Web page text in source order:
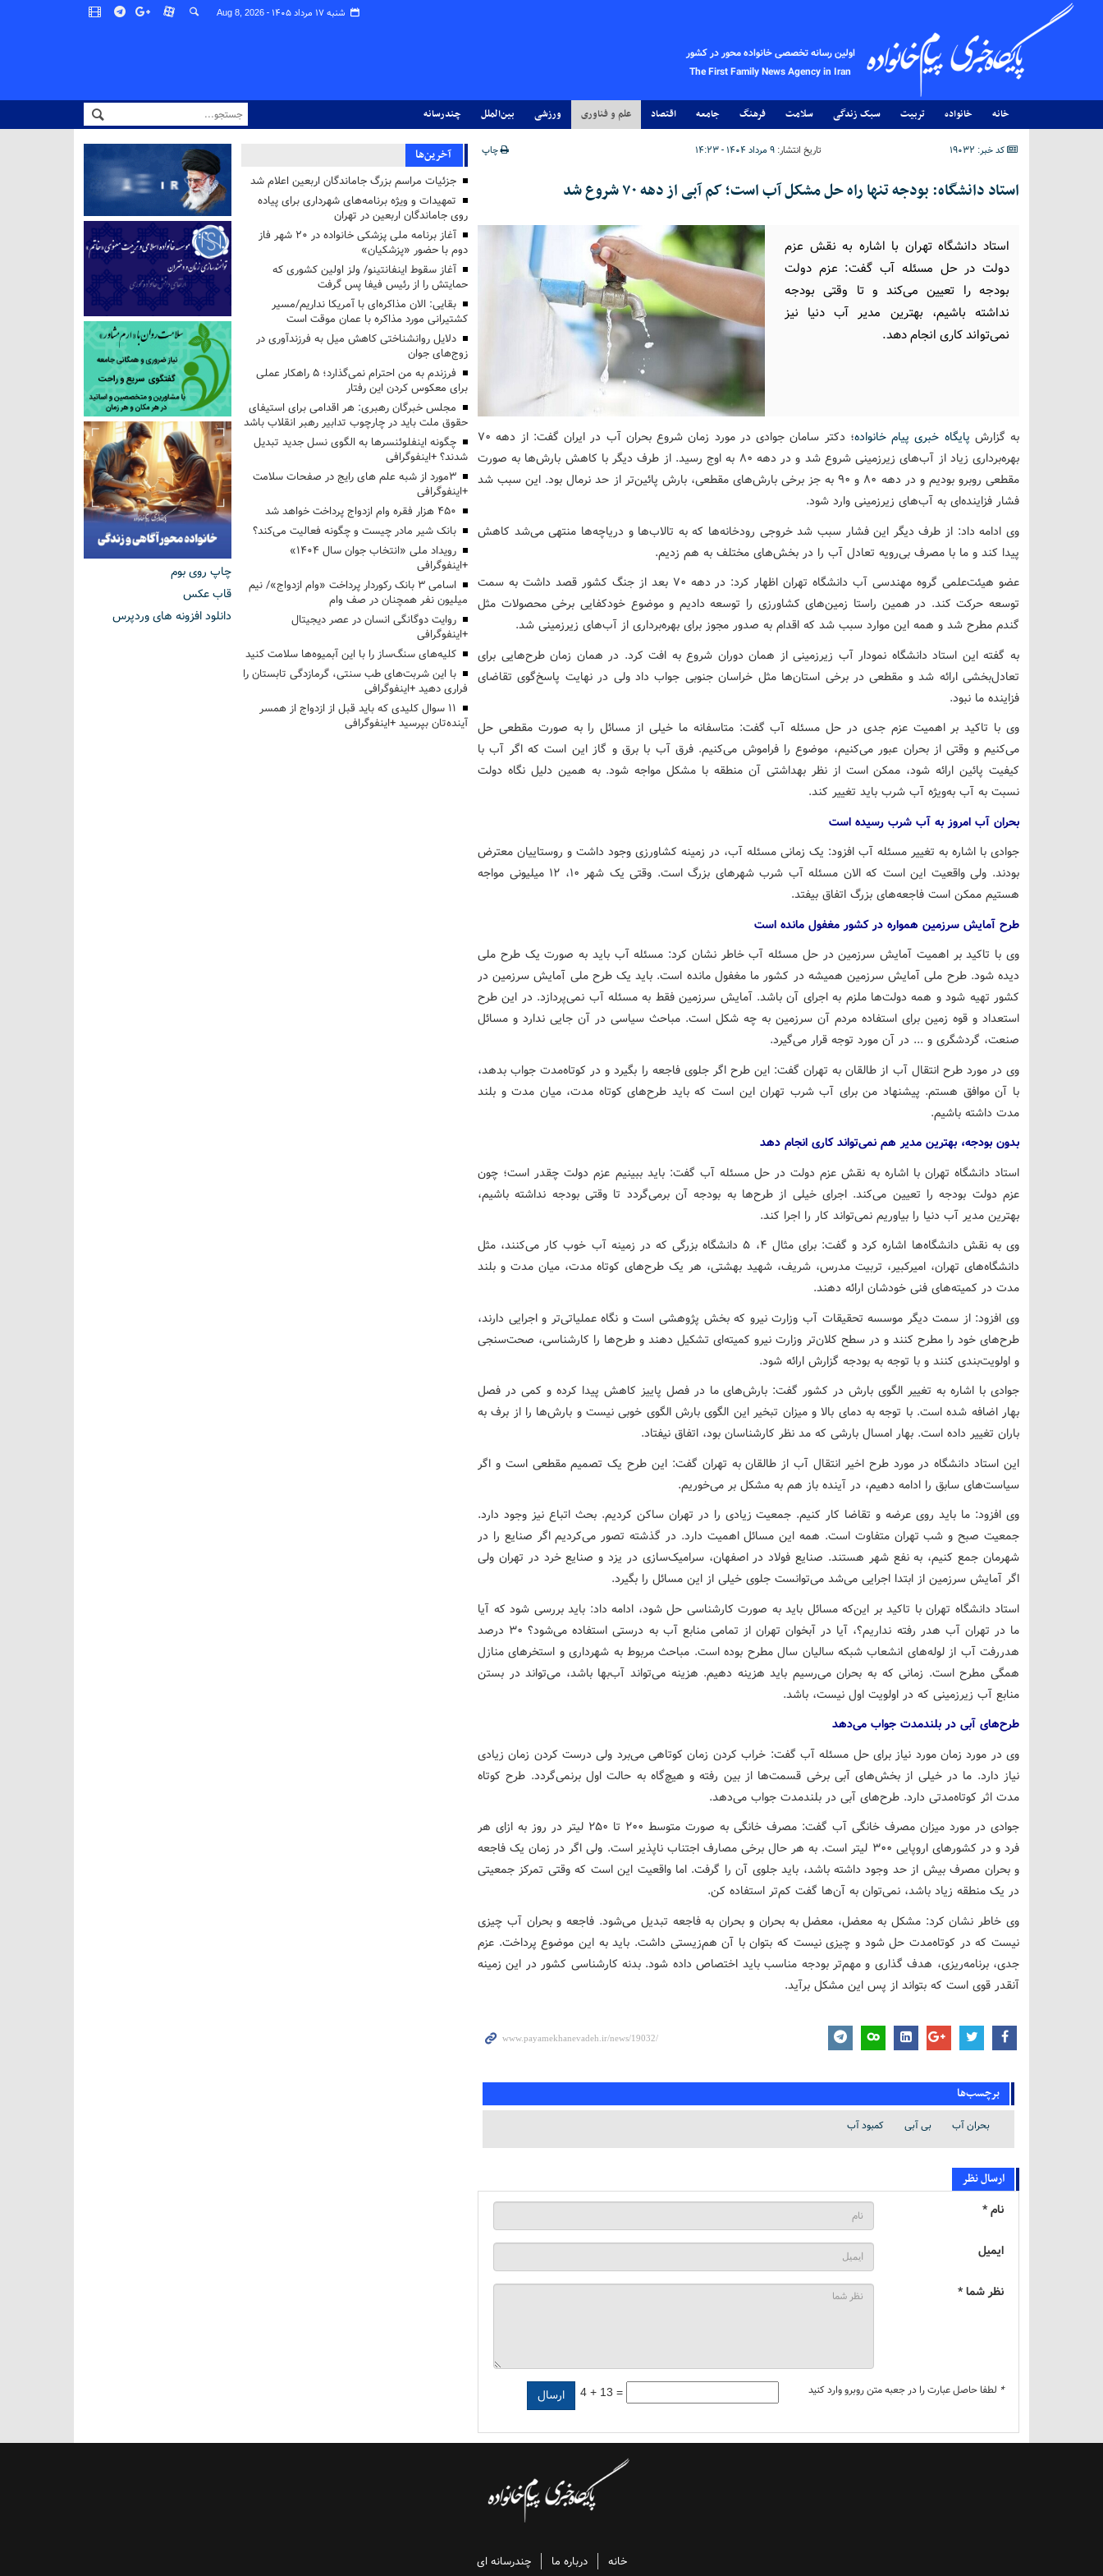
شنبه ۱۷ مرداد ۱۴۰۵ - Aug 8, 2026
اولین رسانه تخصصی خانواده محور در کشور
The First Family News Agency in Iran
خانه خانواده تربیت سبک زندگی سلامت فرهنگ جامعه اقتصاد علم و فناوری ورزشی بین‌الملل چندرسانه
کد خبر: 19032 تاریخ انتشار: ۹ مرداد ۱۴۰۴ - ۱۴:۲۳ چاپ
استاد دانشگاه: بودجه تنها راه حل مشکل آب است؛ کم آبی از دهه ۷۰ شروع شد
استاد دانشگاه تهران با اشاره به نقش عزم
دولت در حل مسئله آب گفت: عزم دولت
بودجه را تعیین می‌کند و تا وقتی بودجه
نداشته باشیم، بهترین مدیر آب دنیا نیز
نمی‌تواند کاری انجام دهد.
به گزارش پایگاه خبری پیام خانواده
؛ دکتر سامان جوادی در مورد زمان شروع بحران آب در ایران گفت: از دهه ۷۰
بهره‌برداری زیاد از آب‌های زیرزمینی شروع شد و در دهه ۸۰ به اوج رسید. از طرف دیگر با کاهش بارش‌ها به صورت
مقطعی روبرو بودیم و در دهه ۸۰ و ۹۰ به جز برخی بارش‌های مقطعی، بارش پائین‌تر از حد نرمال بود. این سبب شد
فشار فزاینده‌ای به آب‌های زیرزمینی وارد شود.
وی ادامه داد: از طرف دیگر این فشار سبب شد خروجی رودخانه‌ها که به تالاب‌ها و دریاچه‌ها منتهی می‌شد کاهش
پیدا کند و ما با مصرف بی‌رویه تعادل آب را در بخش‌های مختلف به هم زدیم.
عضو هیئت‌علمی گروه مهندسی آب دانشگاه تهران اظهار کرد: در دهه ۷۰ بعد از جنگ کشور قصد داشت به سمت
توسعه حرکت کند. در همین راستا زمین‌های کشاورزی را توسعه دادیم و موضوع خودکفایی برخی محصولات مثل
گندم مطرح شد و همه این موارد سبب شد که اقدام به صدور مجوز برای بهره‌برداری از آب‌های زیرزمینی شد.
به گفته این استاد دانشگاه نمودار آب زیرزمینی از همان دوران شروع به افت کرد. در همان زمان طرح‌هایی برای
تعادل‌بخشی ارائه شد و مقطعی در برخی استان‌ها مثل خراسان جنوبی جواب داد ولی در نهایت پاسخ‌گوی تقاضای
فزاینده ما نبود.
وی با تاکید بر اهمیت عزم جدی در حل مسئله آب گفت: متاسفانه ما خیلی از مسائل را به صورت مقطعی حل
می‌کنیم و وقتی از بحران عبور می‌کنیم، موضوع را فراموش می‌کنیم. فرق آب با برق و گاز این است که اگر آب با
کیفیت پائین ارائه شود، ممکن است از نظر بهداشتی آن منطقه با مشکل مواجه شود. به همین دلیل نگاه دولت
نسبت به آب به‌ویژه آب شرب باید تغییر کند.
بحران آب امروز به آب شرب رسیده است
جوادی با اشاره به تغییر مسئله آب افزود: یک زمانی مسئله آب، در زمینه کشاورزی وجود داشت و روستاییان معترض
بودند. ولی واقعیت این است که الان مسئله آب شرب شهرهای بزرگ است. وقتی یک شهر ۱۰، ۱۲ میلیونی مواجه
هستیم ممکن است فاجعه‌های بزرگ اتفاق بیفتد.
طرح آمایش سرزمین همواره در کشور مغفول مانده است
وی با تاکید بر اهمیت آمایش سرزمین در حل مسئله آب خاطر نشان کرد: مسئله آب باید به صورت یک طرح ملی
دیده شود. طرح ملی آمایش سرزمین همیشه در کشور ما مغفول مانده است. باید یک طرح ملی آمایش سرزمین در
کشور تهیه شود و همه دولت‌ها ملزم به اجرای آن باشد. آمایش سرزمین فقط به مسئله آب نمی‌پردازد. در این طرح
استعداد و قوه زمین برای استفاده مردم آن سرزمین به چه شکل است. مباحث سیاسی در آن جایی ندارد و مسائل
صنعت، گردشگری و ... در آن مورد توجه قرار می‌گیرد.
وی در مورد طرح انتقال آب از طالقان به تهران گفت: این طرح اگر جلوی فاجعه را بگیرد و در کوتاه‌مدت جواب بدهد،
با آن موافق هستم. پیشنهاد من برای آب شرب تهران این است که باید طرح‌های کوتاه مدت، میان مدت و بلند
مدت داشته باشیم.
بدون بودجه، بهترین مدیر هم نمی‌تواند کاری انجام دهد
استاد دانشگاه تهران با اشاره به نقش عزم دولت در حل مسئله آب گفت: باید ببینیم عزم دولت چقدر است؛ چون
عزم دولت بودجه را تعیین می‌کند. اجرای خیلی از طرح‌ها به بودجه آن برمی‌گردد تا وقتی بودجه نداشته باشیم،
بهترین مدیر آب دنیا را بیاوریم نمی‌تواند کار را اجرا کند.
وی به نقش دانشگاه‌ها اشاره کرد و گفت: برای مثال ۴، ۵ دانشگاه بزرگی که در زمینه آب خوب کار می‌کنند، مثل
دانشگاه‌های تهران، امیرکبیر، تربیت مدرس، شریف، شهید بهشتی، هر یک طرح‌های کوتاه مدت، میان مدت و بلند
مدت در کمیته‌های فنی خودشان ارائه دهند.
وی افزود: از سمت دیگر موسسه تحقیقات آب وزارت نیرو که بخش پژوهشی است و نگاه عملیاتی‌تر و اجرایی دارند،
طرح‌های خود را مطرح کنند و در سطح کلان‌تر وزارت نیرو کمیته‌ای تشکیل دهند و طرح‌ها را کارشناسی، صحت‌سنجی
و اولویت‌بندی کنند و با توجه به بودجه گزارش ارائه شود.
جوادی با اشاره به تغییر الگوی بارش در کشور گفت: بارش‌های ما در فصل پاییز کاهش پیدا کرده و کمی در فصل
بهار اضافه شده است. با توجه به دمای بالا و میزان تبخیر این الگوی بارش الگوی خوبی نیست و بارش‌ها را از برف به
باران تغییر داده است. بهار امسال بارشی که مد نظر کارشناسان بود، اتفاق نیفتاد.
این استاد دانشگاه در مورد طرح اخیر انتقال آب از طالقان به تهران گفت: این طرح یک تصمیم مقطعی است و اگر
سیاست‌های سابق را ادامه دهیم، در آینده باز هم به مشکل بر می‌خوریم.
وی افزود: ما باید روی عرضه و تقاضا کار کنیم. جمعیت زیادی را در تهران ساکن کردیم. بحث اتباع نیز وجود دارد.
جمعیت صبح و شب تهران متفاوت است. همه این مسائل اهمیت دارد. در گذشته تصور می‌کردیم اگر صنایع را در
شهرمان جمع کنیم، به نفع شهر هستند. صنایع فولاد در اصفهان، سرامیک‌سازی در یزد و صنایع خرد در تهران ولی
اگر آمایش سرزمین از ابتدا اجرایی می‌شد می‌توانست جلوی خیلی از این مسائل را بگیرد.
استاد دانشگاه تهران با تاکید بر این‌که مسائل باید به صورت کارشناسی حل شود، ادامه داد: باید بررسی شود که آیا
ما در تهران آب هدر رفته نداریم؟، آیا در آبخوان تهران از تمامی منابع آب به درستی استفاده می‌شود؟ ۳۰ درصد
هدررفت آب از لوله‌های انشعاب شبکه سالیان سال مطرح بوده است. مباحث مربوط به شهرداری و استخرهای منازل
همگی مطرح است. زمانی که به بحران می‌رسیم باید هزینه دهیم. هزینه می‌تواند آب‌بها باشد، می‌تواند در بستن
منابع آب زیرزمینی که در اولویت اول نیست، باشد.
طرح‌های آبی در بلندمدت جواب می‌دهد
وی در مورد زمان مورد نیاز برای حل مسئله آب گفت: خراب کردن زمان کوتاهی می‌برد ولی درست کردن زمان زیادی
نیاز دارد. ما در خیلی از بخش‌های آبی برخی قسمت‌ها از بین رفته و هیچ‌گاه به حالت اول برنمی‌گردد. طرح کوتاه
مدت اثر کوتاه‌مدتی دارد. طرح‌های آبی در بلندمدت جواب می‌دهد.
جوادی در مورد میزان مصرف خانگی آب گفت: مصرف خانگی به صورت متوسط ۲۰۰ تا ۲۵۰ لیتر در روز به ازای هر
فرد و در کشورهای اروپایی ۳۰۰ لیتر است. به هر حال برخی مصارف اجتناب ناپذیر است. ولی اگر در زمان یک فاجعه
و بحران مصرف بیش از حد وجود داشته باشد، باید جلوی آن را گرفت. اما واقعیت این است که وقتی تمرکز جمعیتی
در یک منطقه زیاد باشد، نمی‌توان به آن‌ها گفت کم‌تر استفاده کن.
وی خاطر نشان کرد: مشکل به معضل، معضل به بحران و بحران به فاجعه تبدیل می‌شود. فاجعه و بحران آب چیزی
نیست که در کوتاه‌مدت حل شود و چیزی نیست که بتوان با آن هم‌زیستی داشت. باید به این موضوع پرداخت. عزم
جدی، برنامه‌ریزی، هدف گذاری و مهم‌تر بودجه مناسب باید اختصاص داده شود. بدنه کارشناسی کشور در این زمینه
آنقدر قوی است که بتواند از پس این مشکل برآید.
برچسب‌ها
بحران آب بی آبی کمبود آب
ارسال نظر
نام *
ایمیل
نظر شما *
* لطفا حاصل عبارت را در جعبه متن روبرو وارد کنید 4 + 13 =
آخرین‌ها
جزئیات مراسم بزرگ جاماندگان اربعین اعلام شد
تمهیدات و ویژه برنامه‌های شهرداری برای پیاده
روی جاماندگان اربعین در تهران
آغاز برنامه ملی پزشکی خانواده در ۲۰ شهر فاز
دوم با حضور «پزشکیان»
آغاز سقوط اینفانتینو/ ولز اولین کشوری که
حمایتش را از رئیس فیفا پس گرفت
بقایی: الان مذاکره‌ای با آمریکا نداریم/مسیر
کشتیرانی مورد مذاکره با عمان موقت است
دلایل روانشناختی کاهش میل به فرزندآوری در
زوج‌های جوان
فرزندم به من احترام نمی‌گذارد؛ ۵ راهکار عملی
برای معکوس کردن این رفتار
مجلس خبرگان رهبری: هر اقدامی برای استیفای
حقوق ملت باید در چارچوب تدابیر رهبر انقلاب باشد
چگونه اینفلوئنسرها به الگوی نسل جدید تبدیل
شدند؟ +اینفوگرافی
3مورد از شبه علم های رایج در صفحات سلامت
+اینفوگرافی
۴۵۰ هزار فقره وام ازدواج پرداخت خواهد شد
بانک شیر مادر چیست و چگونه فعالیت می‌کند؟
رویداد ملی «انتخاب جوان سال ۱۴۰۴»
+اینفوگرافی
اسامی ۳ بانک رکوردار پرداخت «وام ازدواج»/ نیم
میلیون نفر همچنان در صف وام
روایت دوگانگی انسان در عصر دیجیتال
+اینفوگرافی
کلیه‌های سنگ‌ساز را با این آبمیوه‌ها سلامت کنید
با این شربت‌های طب سنتی، گرمازدگی تابستان را
فراری دهید +اینفوگرافی
۱۱ سوال کلیدی که باید قبل از ازدواج از همسر
آینده‌تان بپرسید +اینفوگرافی
چاپ روی بوم
قاب عکس
دانلود افزونه های وردپرس
خانه درباره ما چندرسانه ای